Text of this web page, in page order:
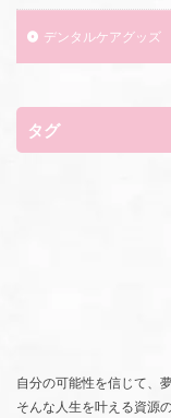
デンタルケアグッズ
タグ
自分の可能性を信じて、
そんな人生を叶える資源